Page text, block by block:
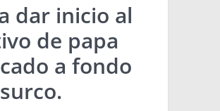
dar inicio al
de papa
a fondo